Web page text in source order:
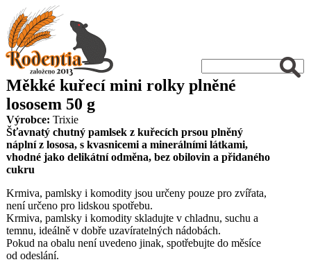
Měkké kuřecí mini rolky plněné
lososem 50 g
Výrobce: Trixie
Šťavnatý chutný pamlsek z kuřecích prsou plněný
náplní z lososa, s kvasnicemi a minerálními látkami,
vhodné jako delikátní odměna, bez obilovin a přidaného
cukru
Krmiva, pamlsky i komodity jsou určeny pouze pro zvířata,
není určeno pro lidskou spotřebu.
Krmiva, pamlsky i komodity skladujte v chladnu, suchu a
temnu, ideálně v dobře uzavíratelných nádobách.
Pokud na obalu není uvedeno jinak, spotřebujte do měsíce
od odeslání.